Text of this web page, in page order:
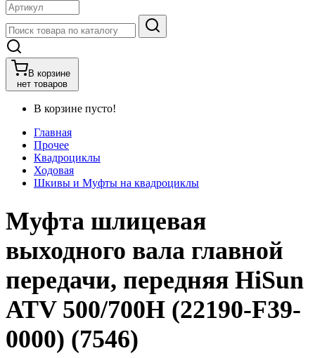
В корзине
нет товаров
В корзине пусто!
Главная
Прочее
Квадроциклы
Ходовая
Шкивы и Муфты на квадроциклы
Муфта шлицевая
выходного вала главной
передачи, передняя HiSun
ATV 500/700H (22190-F39-
0000) (7546)